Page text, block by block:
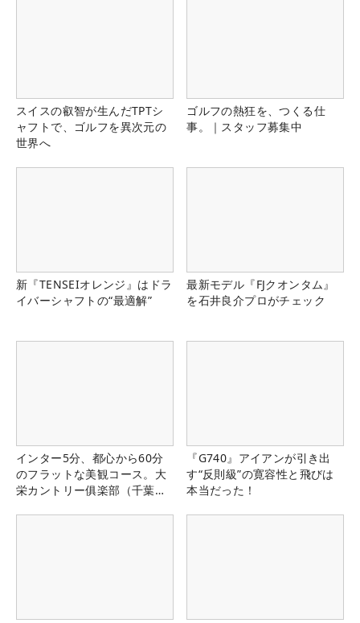
スイスの叡智が生んだTPTシ
ャフトで、ゴルフを異次元の
世界へ
ゴルフの熱狂を、つくる仕
事。｜スタッフ募集中
新『TENSEIオレンジ』はドラ
イバーシャフトの“最適解”
最新モデル『FJクオンタム』
を石井良介プロがチェック
インター5分、都心から60分
のフラットな美観コース。大
栄カントリー俱楽部（千葉
『G740』アイアンが引き出
す“反則級”の寛容性と飛びは
本当だった！